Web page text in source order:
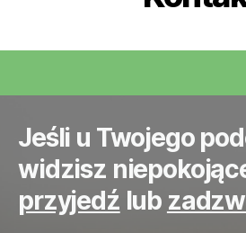
Jeśli u Twojego
widzisz
przyjedź lub